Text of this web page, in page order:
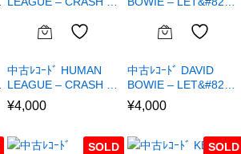
中古ﾚｺｰﾄﾞ HUMAN
LEAGUE – CRASH …
¥4,000
中古ﾚｺｰﾄﾞ DAVID
BOWIE – LET&#82…
¥4,000
SOLD SOLD